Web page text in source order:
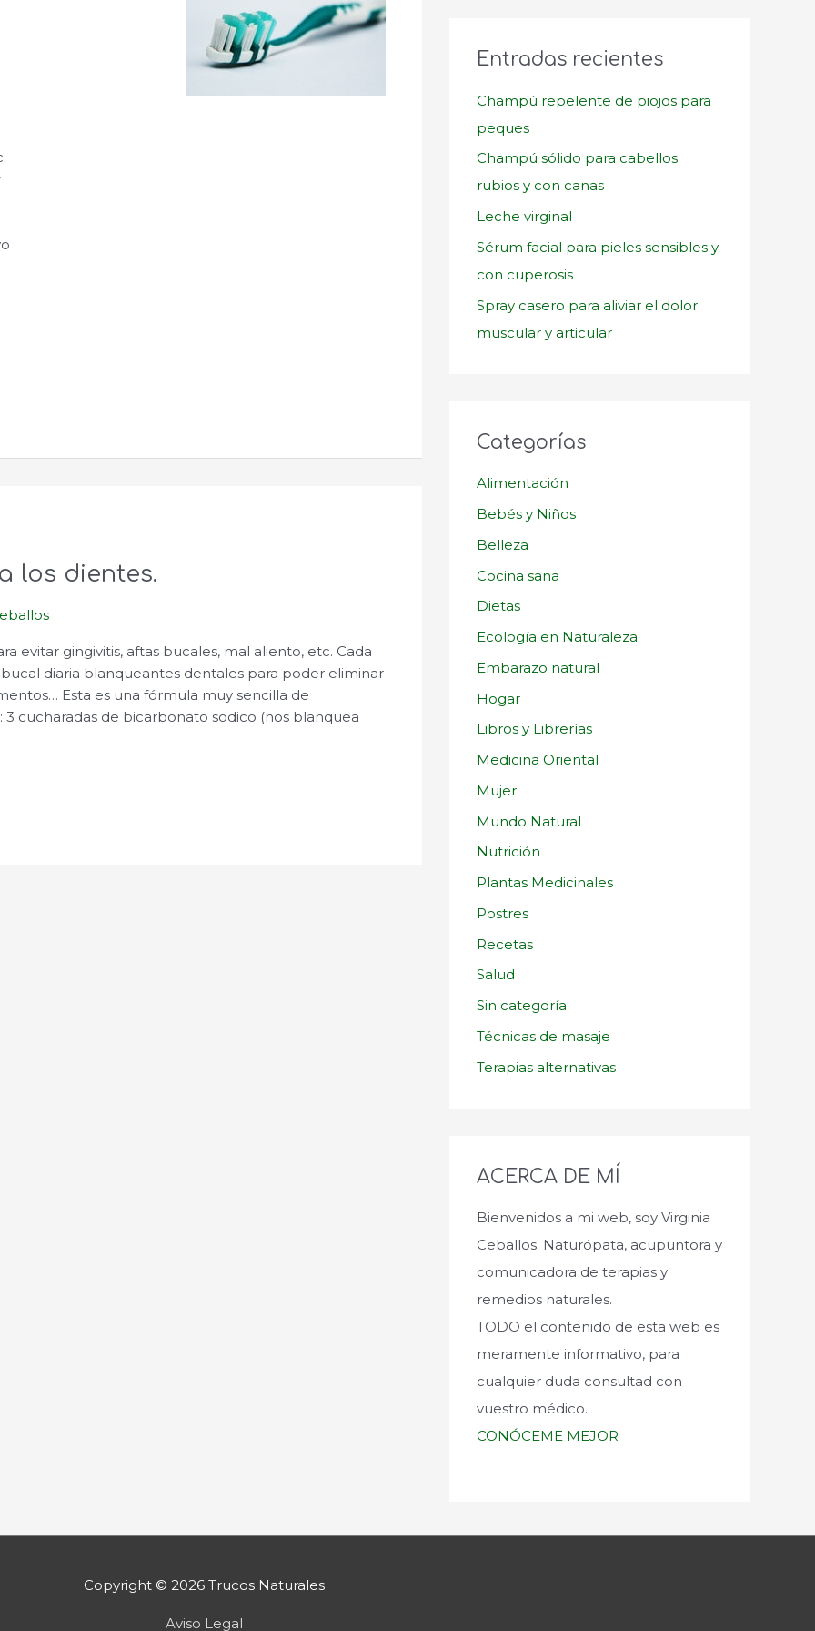
los dientes.
evitar gingivitis, aftas bucales, mal aliento, etc. Cada
diaria blanqueantes dentales para poder eliminar
Esta es una fórmula muy sencilla de
cucharadas de bicarbonato sodico (nos blanquea
r
p
o
r
Entradas recientes
Champú repelente de piojos para
peques
Champú sólido para cabellos
rubios y con canas
Leche virginal
Sérum facial para pieles sensibles y
con cuperosis
Spray casero para aliviar el dolor
muscular y articular
Categorías
Alimentación
Bebés y Niños
Belleza
Cocina sana
Dietas
Ecología en Naturaleza
Embarazo natural
Hogar
Libros y Librerías
Medicina Oriental
Mujer
Mundo Natural
Nutrición
Plantas Medicinales
Postres
Recetas
Salud
Sin categoría
Técnicas de masaje
Terapias alternativas
ACERCA DE MÍ
Bienvenidos a mi web, soy Virginia
Ceballos. Naturópata, acupuntora y
comunicadora de terapias y
remedios naturales.
TODO el contenido de esta web es
meramente informativo, para
cualquier duda consultad con
vuestro médico.
CONÓCEME MEJOR
Copyright © 2026 Trucos Naturales
Aviso Legal